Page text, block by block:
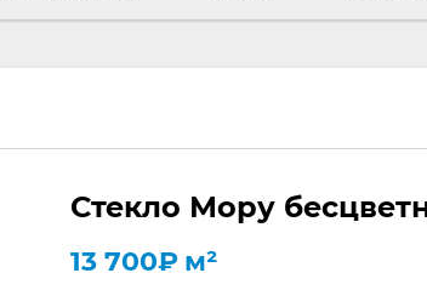
Стекло Мору
13 700₽ м²